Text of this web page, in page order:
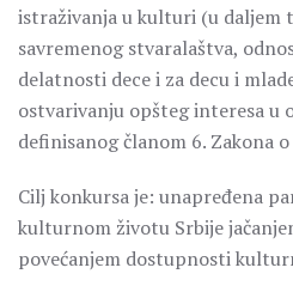
istraživanja u kulturi (u daljem
savremenog stvaralaštva,
delatnosti dece i za decu i
ostvarivanju opšteg interesa u
definisanog članom 6. Zakona
Cilj konkursa je: unapređena
kulturnom životu Srbije
povećanjem dostupnosti